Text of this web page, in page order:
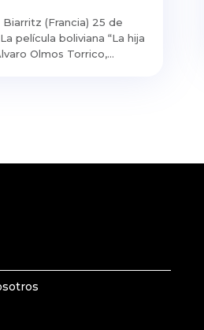
Biarritz (Francia) 25 de
película boliviana “La hija
Olmos Torrico,...